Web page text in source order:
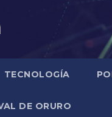
TECNOLOGÍA
DE ORURO